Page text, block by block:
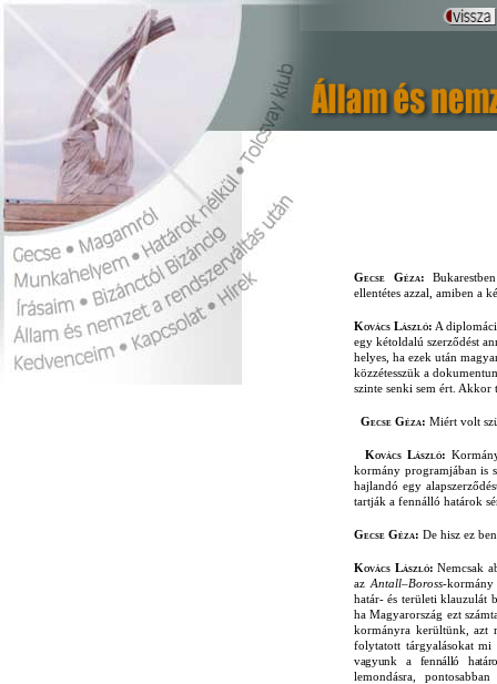
Gecse Géza:
ellentétes azzal, amiben a
Kovács László: A
egy kétoldalú szerződést
helyes, ha ezek után
közzétesszük a
szinte senki sem ért.
Gecse Géza: Miért volt
Kovács László:
kormány programjában is
hajlandó egy
tartják a fennálló határok
Gecse Géza: De hisz ez
Kovács László: Nemcsak
az Antall–Boross-
határ- és területi klauzulát
ha Magyarország ezt
kormányra kerültünk, azt
folytatott tárgyalásokat
vagyunk a fennálló
lemondásra,